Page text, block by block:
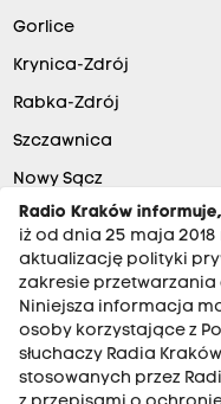
Gorlice
Krynica-Zdrój
Rabka-Zdrój
Szczawnica
Nowy Sącz
RADIO KRAKÓW SA.
Radio Kraków informuje,
iż od dnia 25 maja
aktualizację polityki
zakresie
Niniejsza informacja
osoby korzystające z
słuchaczy Radia
stosowanych przez